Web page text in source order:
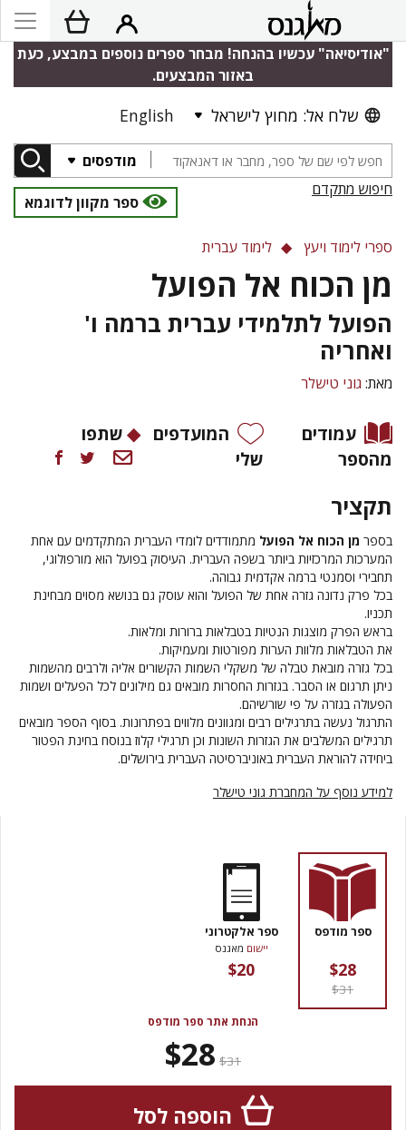
"אודיסיאה" עכשיו בהנחה! מבחר ספרים נוספים במבצע, כעת
באזור המבצעים.
שלח אל: מחוץ לישראל English
מודפסים
חיפוש מתקדם
ספר מקוון לדוגמא
ספרי לימוד ויעץ לימוד עברית
מן הכוח אל הפועל
הפועל לתלמידי עברית ברמה ו'
ואחריה
מאת: גוני טישלר
עמודים
מהספר
המועדפים
שלי
שתפו
תקציר
בספר מן הכוח אל הפועל מתמודדים לומדי העברית המתקדמים עם אחת
המערכות המרכזיות ביותר בשפה העברית. העיסוק בפועל הוא מורפולוגי,
תחבירי וסמנטי ברמה אקדמית גבוהה.
בכל פרק נדונה גזרה אחת של הפועל והוא עוסק גם בנושא מסוים מבחינת
תכניו.
בראש הפרק מוצגות הנטיות בטבלאות ברורות ומלאות.
את הטבלאות מלוות הערות מפורטות ומעמיקות.
בכל גזרה מובאת טבלה של משקלי השמות הקשורים אליה ולרבים מהשמות
ניתן תרגום או הסבר. בגזרות החסרות מובאים גם מילונים לכל הפעלים ושמות
הפעולה בגזרה על פי שורשיהם.
התרגול נעשה בתרגילים רבים ומגוונים מלווים בפתרונות. בסוף הספר מובאים
תרגילים המשלבים את הגזרות השונות וכן תרגילי קלוז בנוסח בחינת הפטור
ביחידה להוראת העברית באוניברסיטה העברית בירושלים.
למידע נוסף על המחברת גוני טישלר
ספר מודפס
$28
$31
ספר אלקטרוני
יישום מאגנס
$20
הנחת אתר ספר מודפס
$31
$28
הוספה לסל